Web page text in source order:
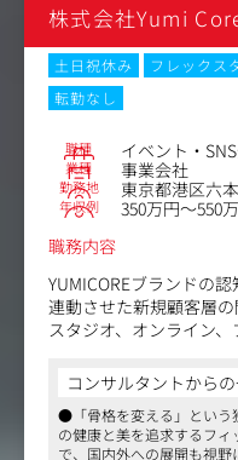
ード大学の西野精治教授
「脳と睡眠を科学する
眠る睡眠医学と、先進
めさせる睡眠関連事業を
株式会社Yumi
土日祝休み フレックス
転勤なし
職種 イベント・
業種 事業会社
勤務地 東京都港区六
年収例
350万円～550
職務内容
YUMICOREブランドの
連動させた新規顧客層の
スタジオ、オンライン
【業務内容】
・新規顧客獲得を目的
ップアップ、コラボ企
コンサルタントから
●「骨格を変える」という
の健康と美を追求するフ
で、国内外への展開も視